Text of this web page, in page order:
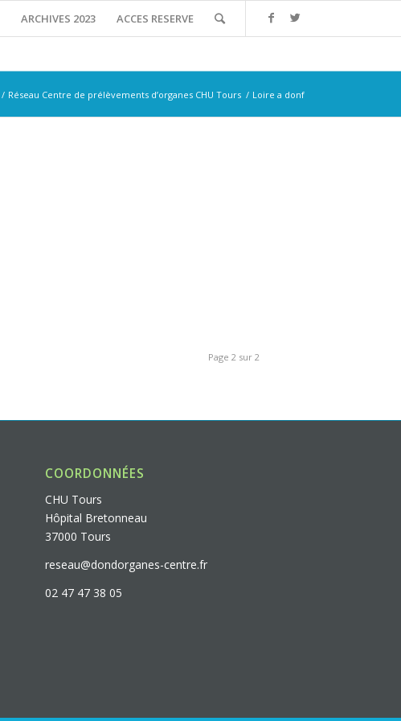
ARCHIVES 2023 ACCES RESERVE
/ Réseau Centre de prélèvements d’organes CHU Tours / Loire a donf
Page 2 sur 2
COORDONNÉES
CHU Tours
Hôpital Bretonneau
37000 Tours
reseau@dondorganes-centre.fr
02 47 47 38 05